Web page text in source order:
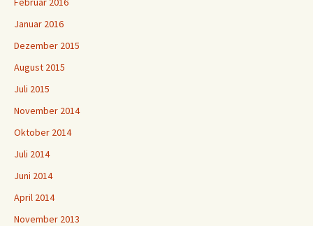
Januar 2016
Dezember 2015
August 2015
Juli 2015
November 2014
Oktober 2014
Juli 2014
Juni 2014
April 2014
November 2013